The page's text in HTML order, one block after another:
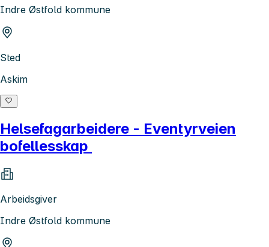
Indre Østfold kommune
Sted
Askim
Helsefagarbeidere - Eventyrveien
bofellesskap
Arbeidsgiver
Indre Østfold kommune